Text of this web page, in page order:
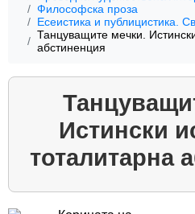
Философска проза
Есеистика и публицистика.
Танцуващите мечки.
абстиненция
Истински
тоталитарна